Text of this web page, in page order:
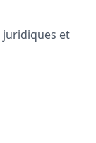
juridiques et